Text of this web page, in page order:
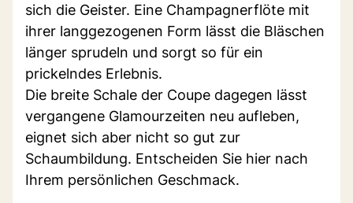
sich die Geister. Eine Champagnerflöte mit
ihrer langgezogenen Form lässt die Bläschen
länger sprudeln und sorgt so für ein
prickelndes Erlebnis.
Die breite Schale der Coupe dagegen lässt
vergangene Glamourzeiten neu aufleben,
eignet sich aber nicht so gut zur
Schaumbildung. Entscheiden Sie hier nach
Ihrem persönlichen Geschmack.